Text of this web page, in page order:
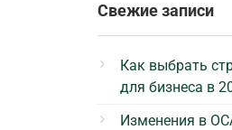
Свежие записи
Как выбрать
для бизнеса в
Изменения в